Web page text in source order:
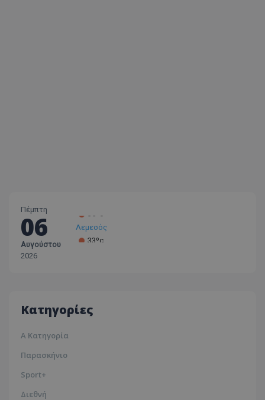
Πέμπτη
06
Αυγούστου
2026
Λεμεσός
33ºc
Κατηγορίες
Α Κατηγορία
Παρασκήνιο
Sport+
Διεθνή